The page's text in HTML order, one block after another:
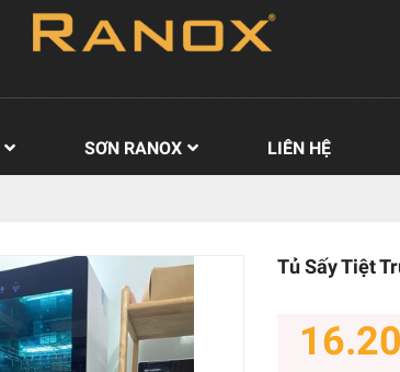
SƠN RANOX LIÊN HỆ
Tủ Sấy Tiệt